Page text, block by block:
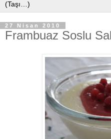
27 Nisan 2010
Frambuaz Soslu